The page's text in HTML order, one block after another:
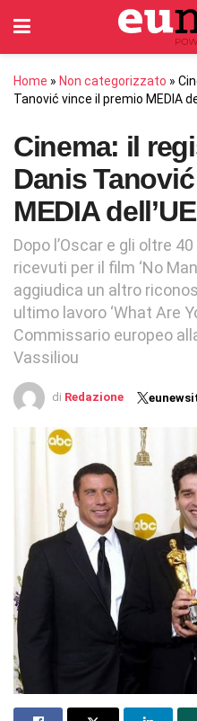
Home » Non categorizzato »
Tanović vince il premio MEDIA
Cinema: il
Danis
MEDIA dell’UE
Dopo l’Oscar e gli oltre
ricevuti per il film ‘No
aggiudica un altro
ultimo lavoro ‘What Are
Commissario europeo
Vassiliou
di Redazione